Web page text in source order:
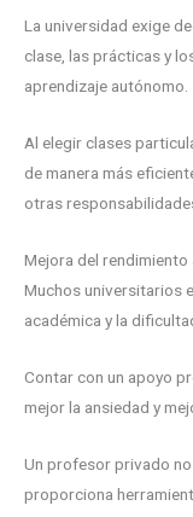
La universidad exige
clase, las prácticas y
aprendizaje autónomo.
Al elegir clases
de manera más
otras
Mejora del
Muchos universitarios
académica y la
Contar con un apoyo
mejor la ansiedad y
Un profesor privado
proporciona